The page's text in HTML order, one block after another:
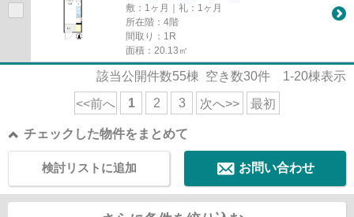
敷：1ヶ月｜礼：1ヶ月
所在階：4階
間取り：1R
面積：20.13㎡
該当公開件数55棟 空き数30件 1-20棟表示
<<前へ 1 2 3 次へ>> 最初
チェックした物件をまとめて
お問い合わせ
検討リストに追加